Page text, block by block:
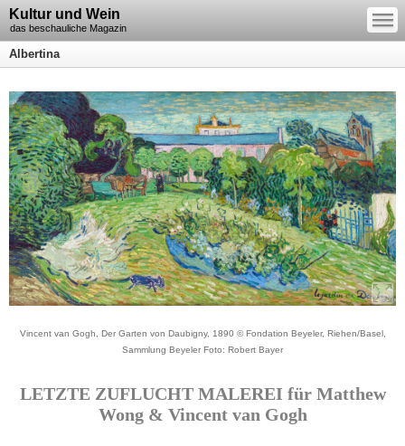
Kultur und Wein
das beschauliche Magazin
—
—
—
Albertina
Vincent van Gogh, Der Garten von Daubigny, 1890 © Fondation Beyeler, Riehen/Basel,
Sammlung Beyeler Foto: Robert Bayer
LETZTE ZUFLUCHT MALEREI für Matthew
Wong & Vincent van Gogh